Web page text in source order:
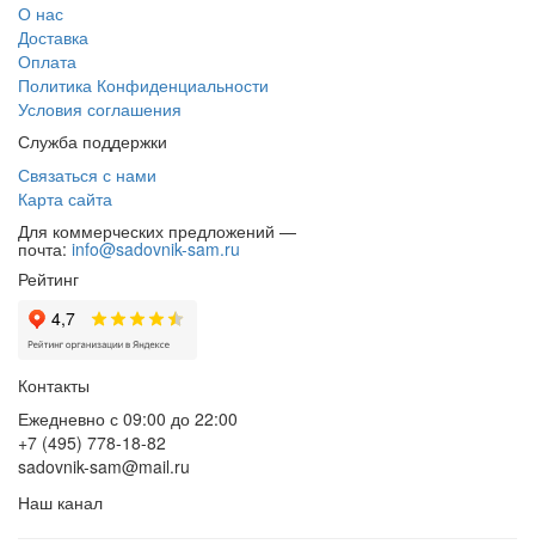
О нас
Доставка
Оплата
Политика Конфиденциальности
Условия соглашения
Служба поддержки
Связаться с нами
Карта сайта
Для коммерческих предложений —
почта: info@sadovnik-sam.ru
Рейтинг
Контакты
Ежедневно с 09:00 до 22:00
+7 (495) 778-18-82
sadovnik-sam@mail.ru
Наш канал